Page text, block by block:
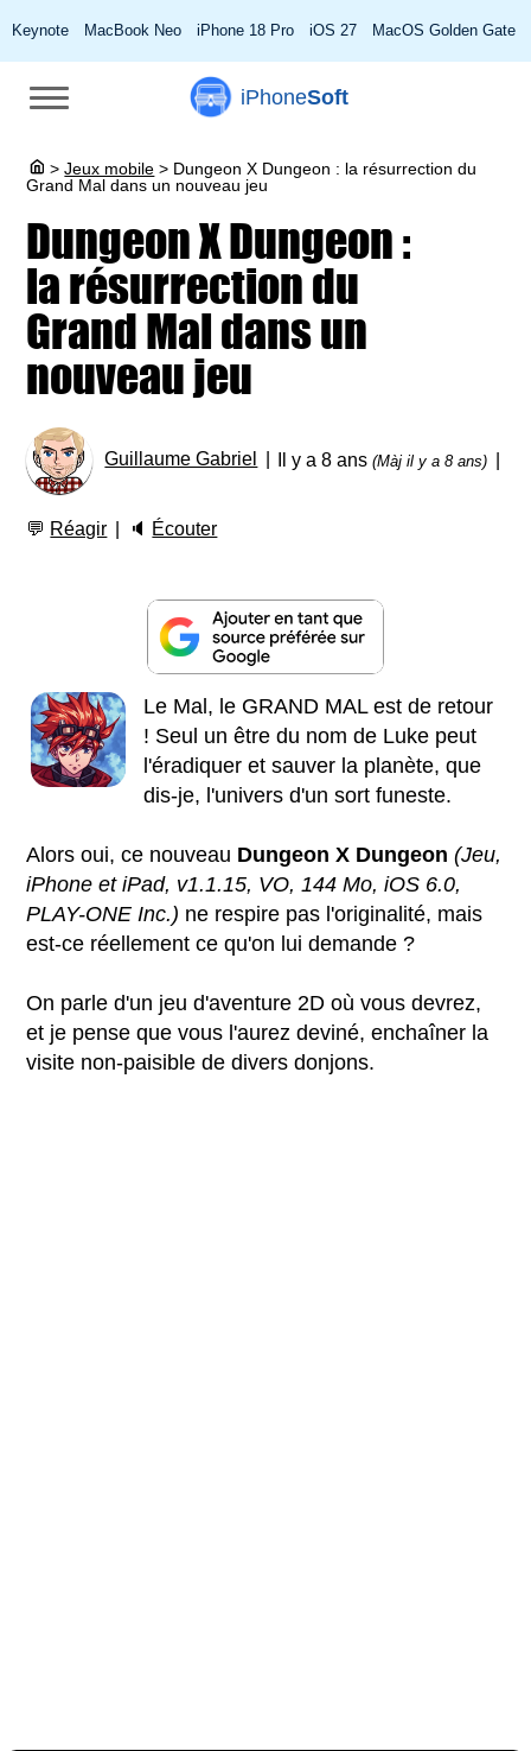
Keynote MacBook Neo iPhone 18 Pro iOS 27 MacOS Golden Gate
iPhoneSoft
> Jeux mobile > Dungeon X Dungeon : la résurrection du
Grand Mal dans un nouveau jeu
Dungeon X Dungeon :
la résurrection du
Grand Mal dans un
nouveau jeu
Guillaume Gabriel Il y a 8 ans(Màj il y a 8 ans)
💬 Réagir 🔈 Écouter
Le Mal, le GRAND MAL est de retour
! Seul un être du nom de Luke peut
l'éradiquer et sauver la planète, que
dis-je, l'univers d'un sort funeste.
Alors oui, ce nouveau Dungeon X Dungeon (Jeu,
iPhone et iPad, v1.1.15, VO, 144 Mo, iOS 6.0,
PLAY-ONE Inc.) ne respire pas l'originalité, mais
est-ce réellement ce qu'on lui demande ?
On parle d'un jeu d'aventure 2D où vous devrez,
et je pense que vous l'aurez deviné, enchaîner la
visite non-paisible de divers donjons.